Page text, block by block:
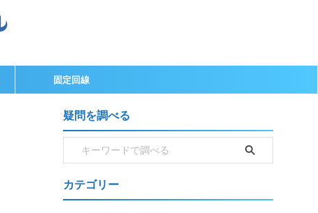
固定回線
疑問を調べる
カテゴリー